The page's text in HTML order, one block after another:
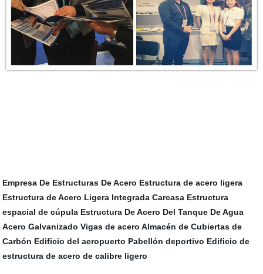
Empresa De Estructuras De Acero Estructura de acero ligera
Estructura de Acero Ligera Integrada Carcasa Estructura
espacial de cúpula Estructura De Acero Del Tanque De Agua
Acero Galvanizado Vigas de acero Almacén de Cubiertas de
Carbón Edificio del aeropuerto Pabellón deportivo Edificio de
estructura de acero de calibre ligero